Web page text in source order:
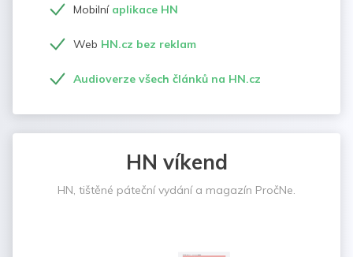
Mobilní aplikace HN
Web HN.cz bez reklam
Audioverze všech článků na HN.cz
HN víkend
HN, tištěné páteční vydání a magazín PročNe.